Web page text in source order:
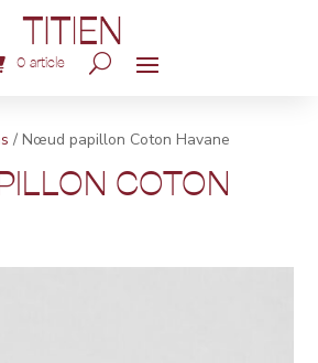
0 article
/ Nœud papillon Coton Havane
COTON